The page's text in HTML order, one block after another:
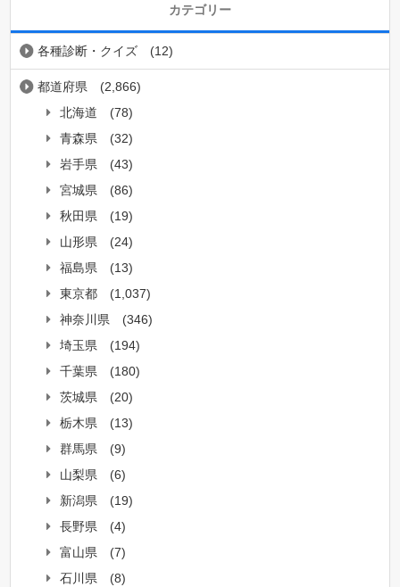
カテゴリー
各種診断・クイズ (12)
都道府県
(2,866)
北海道
(78)
青森県
(32)
岩手県
(43)
宮城県
(86)
秋田県
(19)
山形県
(24)
福島県
(13)
東京都
(1,037)
神奈川県
(346)
埼玉県
(194)
千葉県
(180)
茨城県
(20)
栃木県
(13)
群馬県
(9)
山梨県
(6)
新潟県
(19)
長野県
(4)
富山県
(7)
石川県
(8)